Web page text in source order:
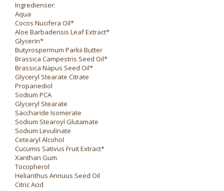
Ingredienser:
Aqua
Cocos Nucifera Oil*
Aloe Barbadensis Leaf Extract*
Glycerin*
Butyrospermum Parkii Butter
Brassica Campestris Seed Oil*
Brassica Napus Seed Oil*
Glyceryl Stearate Citrate
Propanediol
Sodium PCA
Glyceryl Stearate
Saccharide Isomerate
Sodium Stearoyl Glutamate
Sodium Levulinate
Cetearyl Alcohol
Cucumis Sativus Fruit Extract*
Xanthan Gum
Tocopherol
Helianthus Annuus Seed Oil
Citric Acid